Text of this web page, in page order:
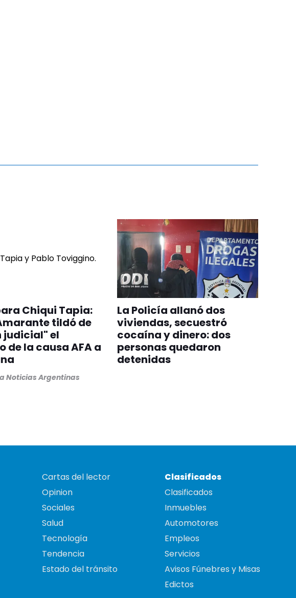
Chiqui Tapia:
tildó de
judicial" el
de la causa AFA a
Noticias Argentinas
La Policía allanó dos
viviendas, secuestró
cocaína y dinero: dos
personas quedaron
detenidas
Cartas del lector
Opinion
Sociales
Salud
Tecnología
Tendencia
Estado del tránsito
Clasificados
Clasificados
Inmuebles
Automotores
Empleos
Servicios
Avisos Fúnebres y Misas
Edictos